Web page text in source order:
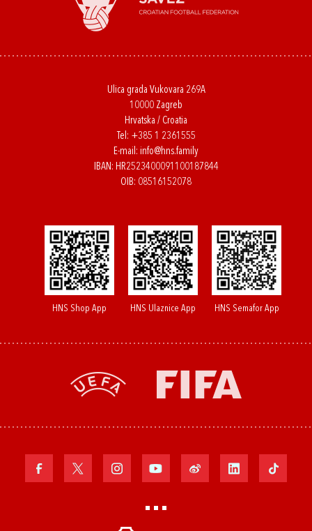
Ulica grada Vukovara 269A
10000 Zagreb
Hrvatska / Croatia
Tel: +385 1 2361555
E-mail: info@hns.family
IBAN: HR2523400091100187844
OIB: 08516152078
HNS Shop App HNS Ulaznice App HNS Semafor App